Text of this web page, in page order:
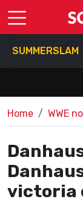
SUMMERSLAM
Home WWE
victoria